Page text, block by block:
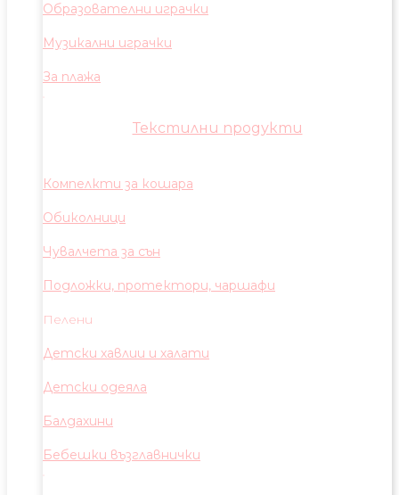
Образователни играчки
Музикални играчки
За плажа
Текстилни продукти
Компелкти за кошара
Обиколници
Чувалчета за сън
Подложки, протектори, чаршафи
Пелени
Детски хавлии и халати
Детски одеяла
Балдахини
Бебешки възглавнички